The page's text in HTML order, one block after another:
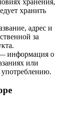
хранить
адрес и
за
информация о
или